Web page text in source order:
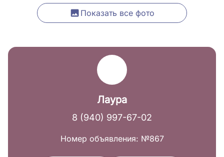
Показать все фото
Лаура
8 (940) 997-67-02
Номер объявления: №867